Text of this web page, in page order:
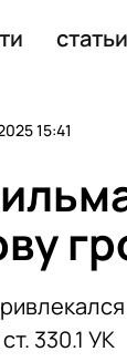
статьи
15:41
330.1 УК